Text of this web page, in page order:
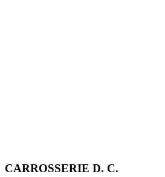
CARROSSERIE D. C.